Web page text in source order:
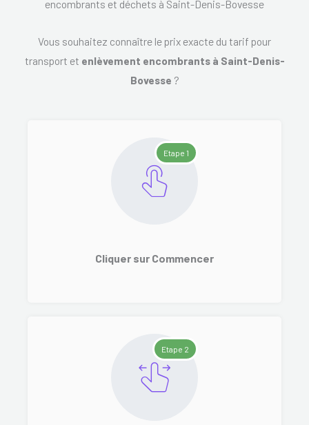
encombrants et déchets à Saint-Denis-Bovesse
Vous souhaitez connaître le prix exacte du tarif pour
transport et enlèvement encombrants à Saint-Denis-
Bovesse ?
Etape 1
Cliquer sur Commencer
Etape 2